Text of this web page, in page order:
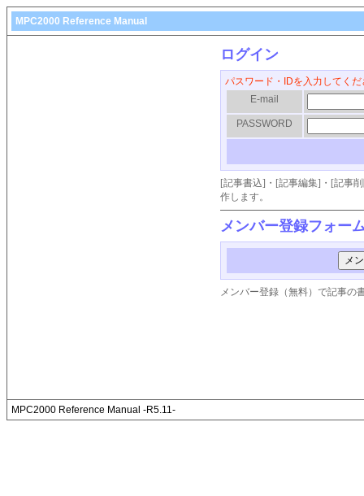
MPC2000 Reference Manual
ログイン
パスワード・IDを入力してくだ
E-mail
PASSWORD
[記事書込]・[記事編集]・[記事
作します。
メンバー登録フォー
メンバー登録（無料）で記事の
MPC2000 Reference Manual -R5.11-